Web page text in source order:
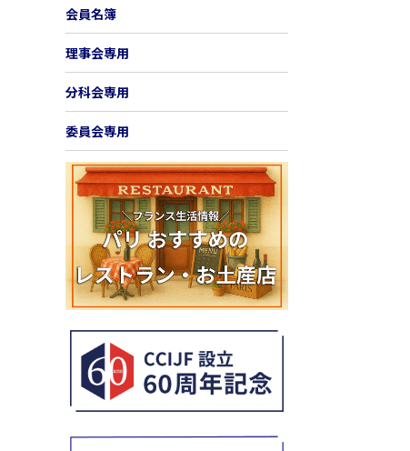
会員名簿
理事会専用
分科会専用
委員会専用